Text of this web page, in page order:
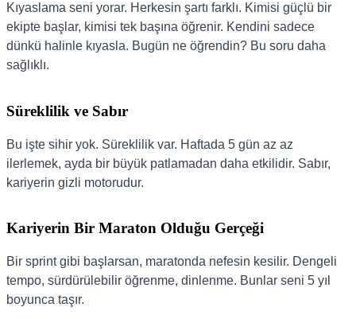
Kıyaslama seni yorar. Herkesin şartı farklı. Kimisi güçlü bir
ekipte başlar, kimisi tek başına öğrenir. Kendini sadece
dünkü halinle kıyasla. Bugün ne öğrendin? Bu soru daha
sağlıklı.
Süreklilik ve Sabır
Bu işte sihir yok. Süreklilik var. Haftada 5 gün az az
ilerlemek, ayda bir büyük patlamadan daha etkilidir. Sabır,
kariyerin gizli motorudur.
Kariyerin Bir Maraton Olduğu Gerçeği
Bir sprint gibi başlarsan, maratonda nefesin kesilir. Dengeli
tempo, sürdürülebilir öğrenme, dinlenme. Bunlar seni 5 yıl
boyunca taşır.